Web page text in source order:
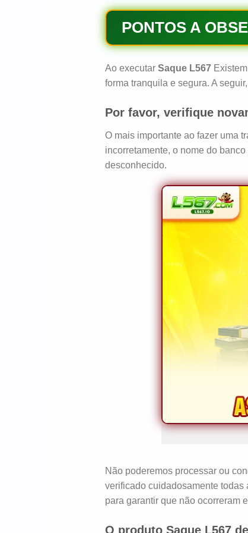
PONTOS A
Ao executar Saque L567
forma tranquila e segura. A
Por favor, verifique
O mais importante ao fazer uma
incorretamente, o nome do
desconhecido.
Não poderemos processar ou
verificado cuidadosamente
para garantir que não ocorreram
O produto Saque L567